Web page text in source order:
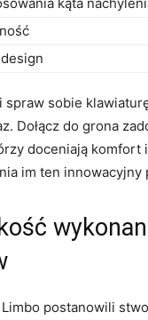
spraw ‍sobie​
Dołącz do grona‍
doceniają komfort
im ‍ten⁢ innowacyjny​
postanowili